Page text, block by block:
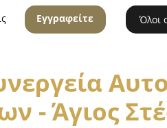
Εγγραφείτε Όλοι
- Άγιος